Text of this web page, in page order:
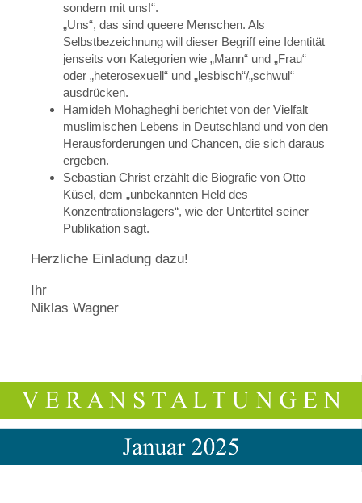
sondern mit uns!“.
„Uns“, das sind queere Menschen. Als
Selbstbezeichnung will dieser Begriff eine Identität
jenseits von Kategorien wie „Mann“ und „Frau“
oder „heterosexuell“ und „lesbisch“/„schwul“
ausdrücken.
Hamideh Mohagheghi berichtet von der Vielfalt
muslimischen Lebens in Deutschland und von den
Herausforderungen und Chancen, die sich daraus
ergeben.
Sebastian Christ erzählt die Biografie von Otto
Küsel, dem „unbekannten Held des
Konzentrationslagers“, wie der Untertitel seiner
Publikation sagt.
Herzliche Einladung dazu!
Ihr
Niklas Wagner